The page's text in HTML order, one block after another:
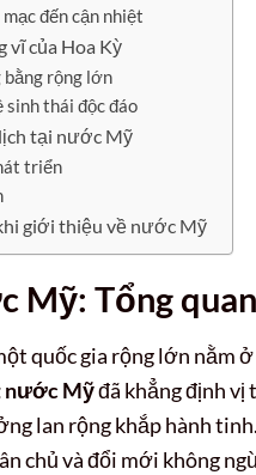
đến cận nhiệt
vĩ của Hoa Kỳ
bằng rộng lớn
sinh thái độc đáo
tại nước Mỹ
triển
giới thiệu về nước Mỹ
Mỹ: Tổng
quốc gia rộng lớn nằm
nước Mỹđã khẳng định vị
lan rộng khắp hành
chủ và đổi mới không